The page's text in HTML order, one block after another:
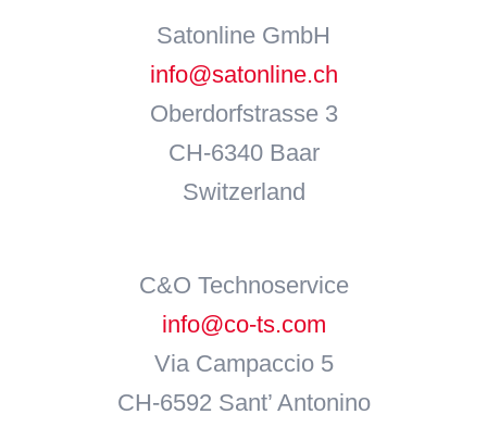
Satonline GmbH
info@satonline.ch
Oberdorfstrasse 3
CH-6340 Baar
Switzerland
C&O Technoservice
info@co-ts.com
Via Campaccio 5
CH-6592 Sant’ Antonino